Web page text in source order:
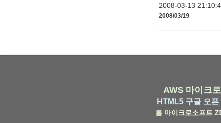
2008-03-13
2008/03/19
AWS 마이크
HTML5 구글 오픈
롬 마이크로소프트